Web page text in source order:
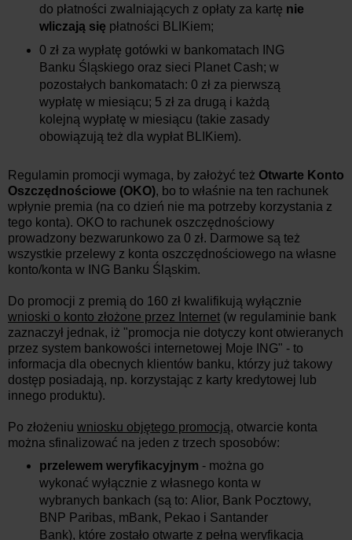
do płatności zwalniających z opłaty za kartę nie
wliczają się płatności BLIKiem;
0 zł za wypłatę gotówki w bankomatach ING
Banku Śląskiego oraz sieci Planet Cash; w
pozostałych bankomatach: 0 zł za pierwszą
wypłatę w miesiącu; 5 zł za drugą i każdą
kolejną wypłatę w miesiącu (takie zasady
obowiązują też dla wypłat BLIKiem).
Regulamin promocji wymaga, by założyć też Otwarte Konto
Oszczędnościowe (OKO), bo to właśnie na ten rachunek
wpłynie premia (na co dzień nie ma potrzeby korzystania z
tego konta). OKO to rachunek oszczędnościowy
prowadzony bezwarunkowo za 0 zł. Darmowe są też
wszystkie przelewy z konta oszczędnościowego na własne
konto/konta w ING Banku Śląskim.
Do promocji z premią do 160 zł kwalifikują wyłącznie
wnioski o konto złożone przez Internet (w regulaminie bank
zaznaczył jednak, iż "promocja nie dotyczy kont otwieranych
przez system bankowości internetowej Moje ING" - to
informacja dla obecnych klientów banku, którzy już takowy
dostęp posiadają, np. korzystając z karty kredytowej lub
innego produktu).
Po złożeniu wniosku objętego promocją, otwarcie konta
można sfinalizować na jeden z trzech sposobów:
przelewem weryfikacyjnym - można go
wykonać wyłącznie z własnego konta w
wybranych bankach (są to: Alior, Bank Pocztowy,
BNP Paribas, mBank, Pekao i Santander
Bank), które zostało otwarte z pełną weryfikacją